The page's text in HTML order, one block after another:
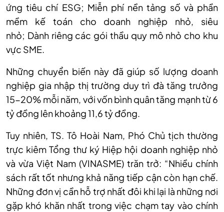
ứng tiêu chí ESG; Miễn phí nền tảng số và phần
mềm kế toán cho doanh nghiệp nhỏ, siêu
nhỏ; Dành riêng các gói thầu quy mô nhỏ cho khu
vực SME.
Những chuyển biến này đã giúp số lượng doanh
nghiệp gia nhập thị trường duy trì đà tăng trưởng
15-20% mỗi năm, với vốn bình quân tăng mạnh từ 6
tỷ đồng lên khoảng 11,6 tỷ đồng.
Tuy nhiên, TS. Tô Hoài Nam, Phó Chủ tịch thường
trực kiêm Tổng thư ký Hiệp hội doanh nghiệp nhỏ
và vừa Việt Nam (VINASME) trăn trở: “Nhiều chính
sách rất tốt nhưng khả năng tiếp cận còn hạn chế.
Những đơn vị cần hỗ trợ nhất đôi khi lại là những nơi
gặp khó khăn nhất trong việc chạm tay vào chính